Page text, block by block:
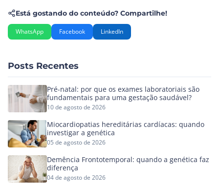
Está gostando do conteúdo? Compartilhe!
WhatsApp Facebook LinkedIn
Posts Recentes
Pré-natal: por que os exames laboratoriais são
fundamentais para uma gestação saudável?
10 de agosto de 2026
Miocardiopatias hereditárias cardíacas: quando
investigar a genética
05 de agosto de 2026
Demência Frontotemporal: quando a genética faz
diferença
04 de agosto de 2026